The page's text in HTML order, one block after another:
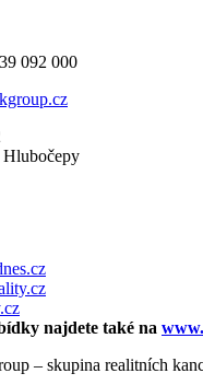
092 000
Hlubočepy
najdete také na
– skupina realitních